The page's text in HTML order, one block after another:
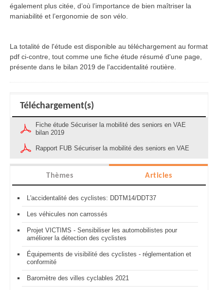
également plus citée, d’où l’importance de bien maîtriser la
maniabilité et l’ergonomie de son vélo.
La totalité de l'étude est disponible au téléchargement au format
pdf ci-contre, tout comme une fiche étude résumé d'une page,
présente dans le bilan 2019 de l'accidentalité routière.
Téléchargement(s)
Fiche étude Sécuriser la mobilité des seniors en VAE
bilan 2019
Rapport FUB Sécuriser la mobilité des seniors en VAE
Thèmes Articles
L'accidentalité des cyclistes: DDTM14/DDT37
Les véhicules non carrossés
Projet VICTIMS - Sensibiliser les automobilistes pour
améliorer la détection des cyclistes
Équipements de visibilité des cyclistes - réglementation et
conformité
Baromètre des villes cyclables 2021